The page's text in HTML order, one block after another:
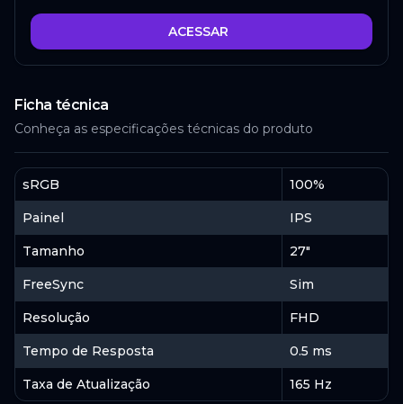
ACESSAR
Ficha técnica
Conheça as especificações técnicas do produto
sRGB 100%
Painel IPS
Tamanho 27"
FreeSync Sim
Resolução FHD
Tempo de Resposta 0.5 ms
Taxa de Atualização 165 Hz